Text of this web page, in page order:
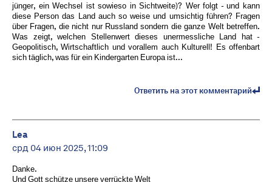
jünger, ein Wechsel ist sowieso in Sichtweite)? Wer folgt - und kann
diese Person das Land auch so weise und umsichtig führen? Fragen
über Fragen, die nicht nur Russland sondern die ganze Welt betreffen.
Was zeigt, welchen Stellenwert dieses unermessliche Land hat -
Geopolitisch, Wirtschaftlich und vorallem auch Kulturell! Es offenbart
sich täglich, was für ein Kindergarten Europa ist...
Ответить на этот комментарий
Lea
срд 04 июн 2025, 11:09
Danke.
Und Gott schütze unsere verrückte Welt